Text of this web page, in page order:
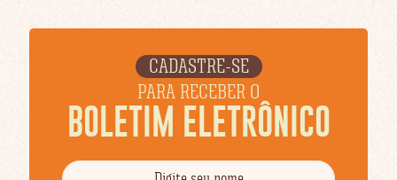
CADASTRE-SE
PARA RECEBER O
BOLETIM ELETRÔNICO